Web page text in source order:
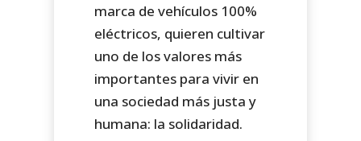
marca de vehículos 100%
eléctricos, quieren cultivar
uno de los valores más
importantes para vivir en
una sociedad más justa y
humana: la solidaridad.